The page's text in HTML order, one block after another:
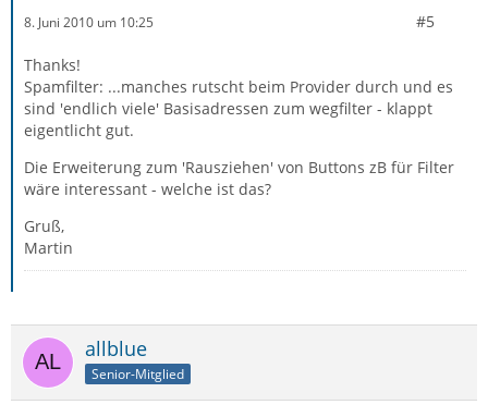
8. Juni 2010 um 10:25 #5
Thanks!
Spamfilter: ...manches rutscht beim Provider durch und es
sind 'endlich viele' Basisadressen zum wegfilter - klappt
eigentlicht gut.
Die Erweiterung zum 'Rausziehen' von Buttons zB für Filter
wäre interessant - welche ist das?
Gruß,
Martin
allblue
Senior-Mitglied